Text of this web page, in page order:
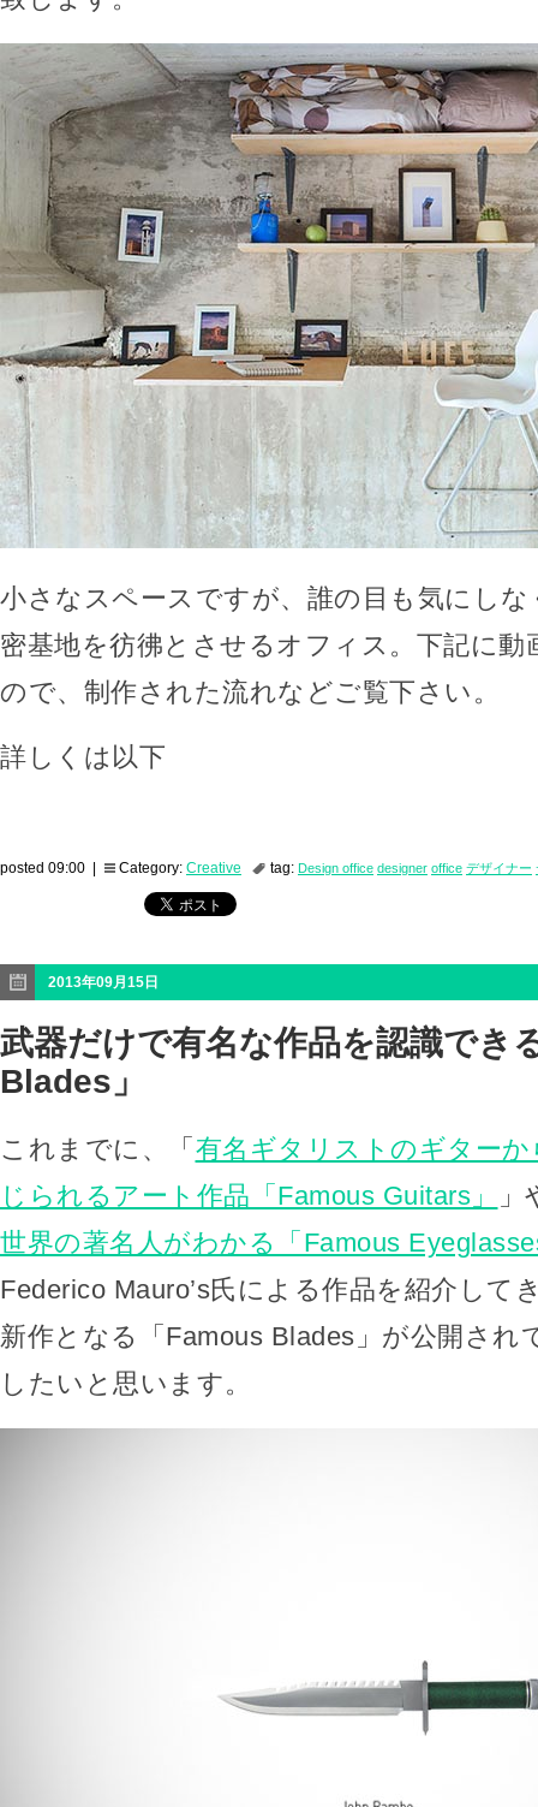
小さなスペースですが、誰の目も気にし
密基地を彷彿とさせるオフィス。下記に動
ので、制作された流れなどご覧下さい。
詳しくは以下
posted 09:00 | Category: Creative tag: Design office designer office デザイナー
2013年09月15日
武器だけで有名な作品を認識でき
Blades」
これまでに、「 有名ギタリストのギター
じられるアート作品「Famous Guitars」
世界の著名人がわかる「Famous
Federico Mauro’s氏による作品を紹介して
新作となる「Famous Blades」が公開され
したいと思います。